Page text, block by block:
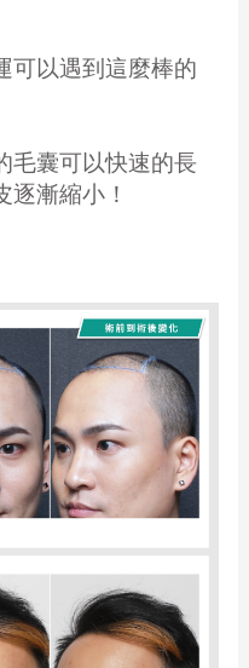
可以遇到這麼棒的
毛囊可以快速的長
逐漸縮小！